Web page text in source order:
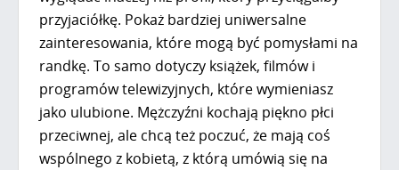
przyjaciółkę. Pokaż bardziej uniwersalne
zainteresowania, które mogą być pomysłami na
randkę. To samo dotyczy książek, filmów i
programów telewizyjnych, które wymieniasz
jako ulubione. Mężczyźni kochają piękno płci
przeciwnej, ale chcą też poczuć, że mają coś
wspólnego z kobietą, z którą umówią się na